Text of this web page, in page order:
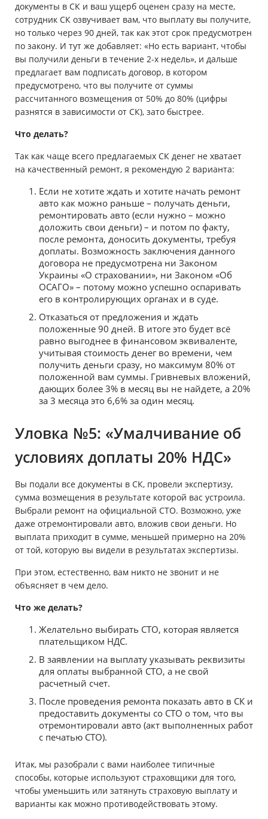
документы в СК и ваш ущерб оценен сразу на месте,
сотрудник СК озвучивает вам, что выплату вы получите,
но только через 90 дней, так как этот срок предусмотрен
по закону. И тут же добавляет: «Но есть вариант, чтобы
вы получили деньги в течение 2-х недель», и дальше
предлагает вам подписать договор, в котором
предусмотрено, что вы получите от суммы
рассчитанного возмещения от 50% до 80% (цифры
разнятся в зависимости от СК), зато быстрее.
Что делать?
Так как чаще всего предлагаемых СК денег не хватает
на качественный ремонт, я рекомендую 2 варианта:
Если не хотите ждать и хотите начать ремонт
авто как можно раньше – получать деньги,
ремонтировать авто (если нужно – можно
доложить свои деньги) – и потом по факту,
после ремонта, доносить документы, требуя
доплаты. Возможность заключения данного
договора не предусмотрена ни Законом
Украины «О страховании», ни Законом «Об
ОСАГО» – потому можно успешно оспаривать
его в контролирующих органах и в суде.
Отказаться от предложения и ждать
положенные 90 дней. В итоге это будет всё
равно выгоднее в финансовом эквиваленте,
учитывая стоимость денег во времени, чем
получить деньги сразу, но максимум 80% от
положенной вам суммы. Гривневых вложений,
дающих более 3% в месяц вы не найдете, а 20%
за 3 месяца это 6,6% за один месяц.
Уловка №5: «Умалчивание об
условиях доплаты 20% НДС»
Вы подали все документы в СК, провели экспертизу,
сумма возмещения в результате которой вас устроила.
Выбрали ремонт на официальной СТО. Возможно, уже
даже отремонтировали авто, вложив свои деньги. Но
выплата приходит в сумме, меньшей примерно на 20%
от той, которую вы видели в результатах экспертизы.
При этом, естественно, вам никто не звонит и не
объясняет в чем дело.
Что же делать?
Желательно выбирать СТО, которая является
плательщиком НДС.
В заявлении на выплату указывать реквизиты
для оплаты выбранной СТО, а не свой
расчетный счет.
После проведения ремонта показать авто в СК и
предоставить документы со СТО о том, что вы
отремонтировали авто (акт выполненных работ
с печатью СТО).
Итак, мы разобрали с вами наиболее типичные
способы, которые используют страховщики для того,
чтобы уменьшить или затянуть страховую выплату и
варианты как можно противодействовать этому.